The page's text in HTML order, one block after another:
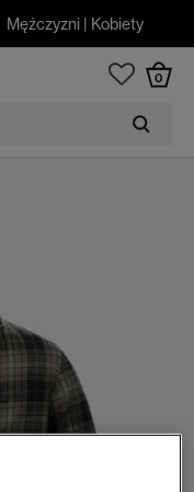
Mężczyzni | Kobiety
0